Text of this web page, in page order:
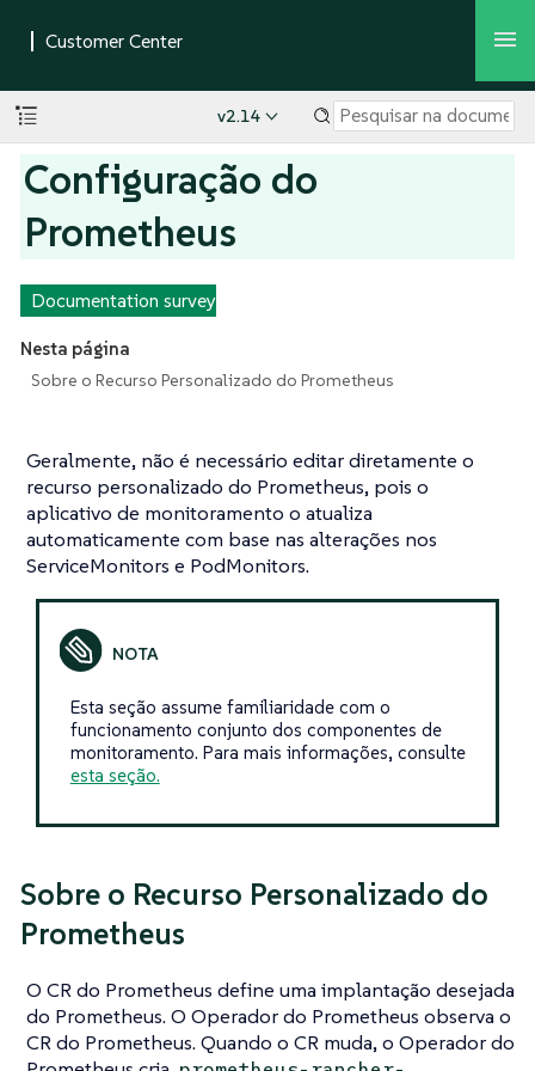
v2.14
Configuração do
Prometheus
Documentation survey
Nesta página
Sobre o Recurso Personalizado do Prometheus
Geralmente, não é necessário editar diretamente o
recurso personalizado do Prometheus, pois o
aplicativo de monitoramento o atualiza
automaticamente com base nas alterações nos
ServiceMonitors e PodMonitors.
Esta seção assume familiaridade com o
funcionamento conjunto dos componentes de
monitoramento. Para mais informações, consulte
esta seção.
Sobre o Recurso Personalizado do
Prometheus
O CR do Prometheus define uma implantação desejada
do Prometheus. O Operador do Prometheus observa o
CR do Prometheus. Quando o CR muda, o Operador do